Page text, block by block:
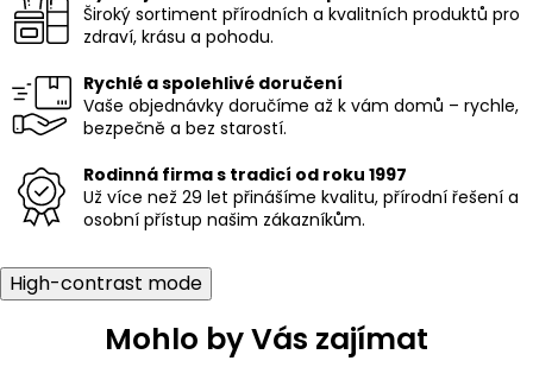
r
v
y
v
ý
i
s
u
Široký sortiment přírodních a kvalitních produktů pro
zdraví, krásu a pohodu.
Rychlé a spolehlivé doručení
Vaše objednávky doručíme až k vám domů – rychle,
bezpečně a bez starostí.
Rodinná firma s tradicí od roku 1997
Už více než 29 let přinášíme kvalitu, přírodní řešení a
osobní přístup našim zákazníkům.
High-contrast mode
Mohlo by Vás zajímat